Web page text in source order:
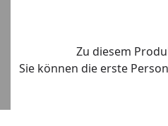
Zu diesem
Sie können die erste